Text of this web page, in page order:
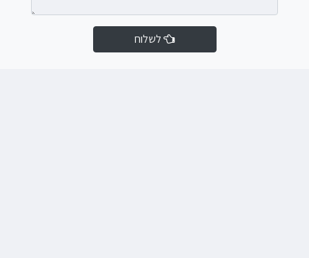
לשלוח